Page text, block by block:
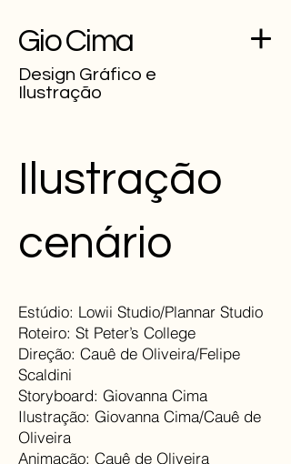
Gio Cima
Design Gráfico e
Ilustração
Ilustração
cenário
Estúdio: Lowii Studio/Plannar Studio
Roteiro: St Peter’s College
Direção: Cauê de Oliveira/Felipe
Scaldini
Storyboard: Giovanna Cima
Ilustração: Giovanna Cima/Cauê de
Oliveira
Animação: Cauê de Oliveira